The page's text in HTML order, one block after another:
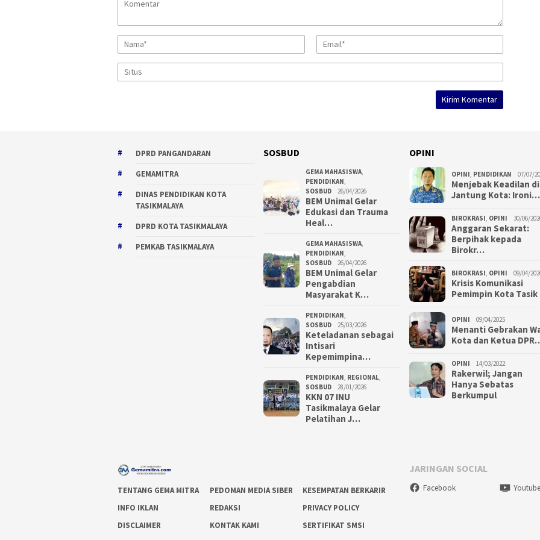
DPRD PANGANDARAN
GEMAMITRA
DINAS PENDIDIKAN KOTA
TASIKMALAYA
DPRD KOTA TASIKMALAYA
PEMKAB TASIKMALAYA
SOSBUD
GEMA MAHASISWA
PENDIDIKAN
SOSBUD
26/04/2026
BEM Unimal Gelar
Edukasi dan Trauma
Heal…
GEMA MAHASISWA
PENDIDIKAN
SOSBUD
26/04/2026
BEM Unimal Gelar
Pengabdian
Masyarakat K…
PENDIDIKAN
SOSBUD
25/03/2026
Keteladanan sebagai
Intisari
Kepemimpina…
PENDIDIKAN REGIONAL
SOSBUD
28/01/2026
KKN 07 INU
Tasikmalaya Gelar
Pelatihan J…
OPINI
OPINI PENDIDIKAN 07/07/
Menjebak Keadilan di
Jantung Kota: Ironi…
BIROKRASI OPINI 30/06/
Anggaran Sekarat:
Berpihak kepada
Birokr…
BIROKRASI OPINI 09/04/
Krisis Komunikasi
Pemimpin Kota Tasik
OPINI 09/04/2025
Menanti Gebrakan
Kota dan Ketua
OPINI 14/03/2022
Rakerwil; Jangan
Hanya Sebatas
Berkumpul
TENTANG GEMA MITRA PEDOMAN MEDIA SIBER
KESEMPATAN BERKARIR
INFO IKLAN
REDAKSI
PRIVACY POLICY
DISCLAIMER
KONTAK KAMI
SERTIFIKAT SMSI
JARINGAN SOCIAL
Facebook Youtube